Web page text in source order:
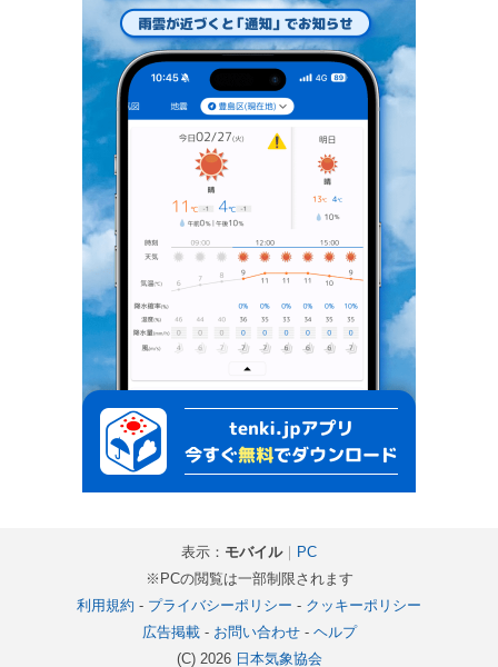
表示： モバイル｜
PC
※PCの閲覧は一部制限されます
利用規約 - プライバシーポリシー - クッキーポリシー
広告掲載- お問い合わせ- ヘルプ
(C) 2026 日本気象協会